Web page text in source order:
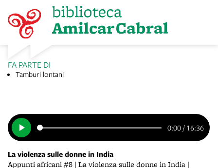
0:00 / 16:36
La violenza sulle donne in India
Appunti africani #8 | La violenza sulle donne in India |
FA PARTE DI
Tamburi lontani